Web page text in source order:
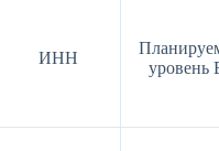
ИНН
уровень